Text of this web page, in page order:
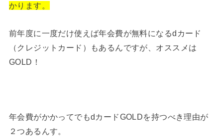
かります。
前年度に一度だけ使えば年会費が無料になるdカード
（クレジットカード）もあるんですが、オススメは
GOLD！
年会費がかかってでもdカードGOLDを持つべき理由が
２つあるんす。